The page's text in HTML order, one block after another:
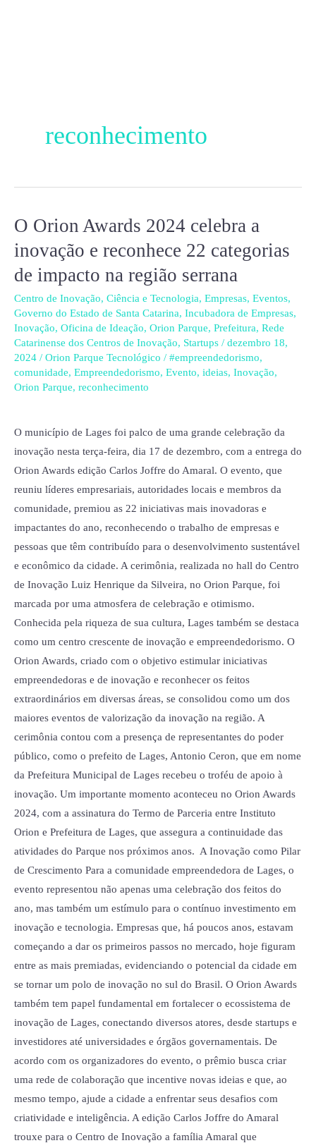
reconhecimento
O Orion Awards 2024 celebra a
inovação e reconhece 22 categorias
de impacto na região serrana
Centro de Inovação, Ciência e Tecnologia, Empresas, Eventos,
Governo do Estado de Santa Catarina, Incubadora de Empresas,
Inovação, Oficina de Ideação, Orion Parque, Prefeitura, Rede
Catarinense dos Centros de Inovação, Startups / dezembro 18,
2024 / Orion Parque Tecnológico / #empreendedorismo,
comunidade, Empreendedorismo, Evento, ideias, Inovação,
Orion Parque, reconhecimento
O município de Lages foi palco de uma grande celebração da
inovação nesta terça-feira, dia 17 de dezembro, com a entrega do
Orion Awards edição Carlos Joffre do Amaral. O evento, que
reuniu líderes empresariais, autoridades locais e membros da
comunidade, premiou as 22 iniciativas mais inovadoras e
impactantes do ano, reconhecendo o trabalho de empresas e
pessoas que têm contribuído para o desenvolvimento sustentável
e econômico da cidade. A cerimônia, realizada no hall do Centro
de Inovação Luiz Henrique da Silveira, no Orion Parque, foi
marcada por uma atmosfera de celebração e otimismo.
Conhecida pela riqueza de sua cultura, Lages também se destaca
como um centro crescente de inovação e empreendedorismo. O
Orion Awards, criado com o objetivo estimular iniciativas
empreendedoras e de inovação e reconhecer os feitos
extraordinários em diversas áreas, se consolidou como um dos
maiores eventos de valorização da inovação na região. A
cerimônia contou com a presença de representantes do poder
público, como o prefeito de Lages, Antonio Ceron, que em nome
da Prefeitura Municipal de Lages recebeu o troféu de apoio à
inovação. Um importante momento aconteceu no Orion Awards
2024, com a assinatura do Termo de Parceria entre Instituto
Orion e Prefeitura de Lages, que assegura a continuidade das
atividades do Parque nos próximos anos. A Inovação como Pilar
de Crescimento Para a comunidade empreendedora de Lages, o
evento representou não apenas uma celebração dos feitos do
ano, mas também um estímulo para o contínuo investimento em
inovação e tecnologia. Empresas que, há poucos anos, estavam
começando a dar os primeiros passos no mercado, hoje figuram
entre as mais premiadas, evidenciando o potencial da cidade em
se tornar um polo de inovação no sul do Brasil. O Orion Awards
também tem papel fundamental em fortalecer o ecossistema de
inovação de Lages, conectando diversos atores, desde startups e
investidores até universidades e órgãos governamentais. De
acordo com os organizadores do evento, o prêmio busca criar
uma rede de colaboração que incentive novas ideias e que, ao
mesmo tempo, ajude a cidade a enfrentar seus desafios com
criatividade e inteligência. A edição Carlos Joffre do Amaral
trouxe para o Centro de Inovação a família Amaral que
O
Orion
Awards
2024
celebra
a
inovação
e
reconhece
22
de
impacto
na
região
serrana